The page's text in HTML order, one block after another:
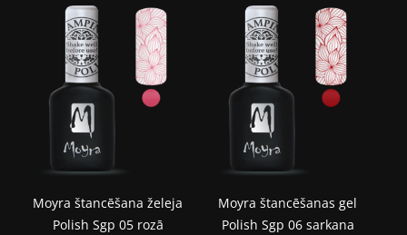
Moyra štancēšana želeja
Polish Sgp 05 rozā
Moyra štancēšanas gel
Polish Sgp 06 sarkana